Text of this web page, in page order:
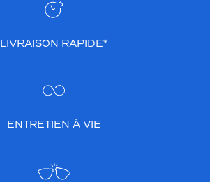
LIVRAISON RAPIDE*
ENTRETIEN À VIE